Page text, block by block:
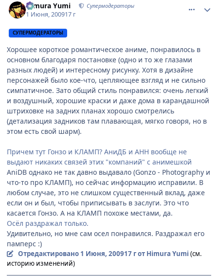
Himura Yumi Супермодераторы
1 Июня, 200917 г
СУПЕРМОДЕРАТОРЫ
Хорошее короткое романтическое аниме, понравилось в
основном благодаря постановке (одно и то же глазами
разных людей) и интересному рисунку. Хотя в дизайне
персонажей было кое-что, цепляющее взгляд и не сильно
симпатичное. Зато общий стиль понравился: очень легкий
и воздушный, хорошие краски и даже дома в карандашной
штриховке на задних планах хорошо смотрелись
(детализация задников там плавающая, мягко говоря, но в
этом есть свой шарм).
Причем тут Гонзо и КЛАМП? АниДБ и АНН вообще не
выдают никаких связей этих "компаний" с анимешкой
AniDB однако не так давно выдавало (Gonzo - Photography и
что-то про КЛАМП), но сейчас информацию исправили. В
любом случае, это не слишком существенный вклад, даже
если он и был, чтобы приписывать в заслуги. Это что
касается Гонзо. А на КЛАМП похоже местами, да.
Осёл раздражал только.
Удивительно, но мне сам осел понравился. Раздражал его
памперс :)
Отредактировано 1 Июня, 200917 гот Himura Yumi (см.
историю изменений)